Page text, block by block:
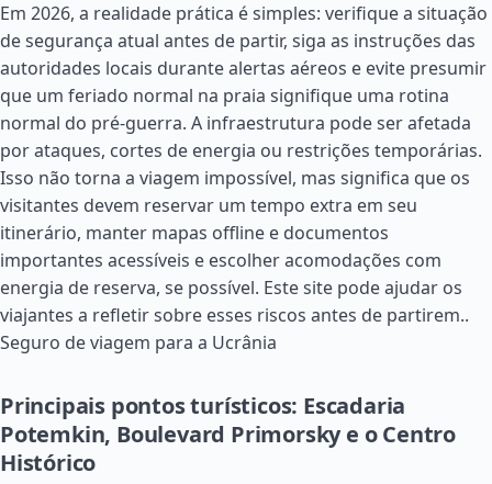
Em 2026, a realidade prática é simples: verifique a situação
de segurança atual antes de partir, siga as instruções das
autoridades locais durante alertas aéreos e evite presumir
que um feriado normal na praia signifique uma rotina
normal do pré-guerra. A infraestrutura pode ser afetada
por ataques, cortes de energia ou restrições temporárias.
Isso não torna a viagem impossível, mas significa que os
visitantes devem reservar um tempo extra em seu
itinerário, manter mapas offline e documentos
importantes acessíveis e escolher acomodações com
energia de reserva, se possível. Este site pode ajudar os
viajantes a refletir sobre esses riscos antes de partirem..
Seguro de viagem para a Ucrânia
Principais pontos turísticos: Escadaria
Potemkin, Boulevard Primorsky e o Centro
Histórico